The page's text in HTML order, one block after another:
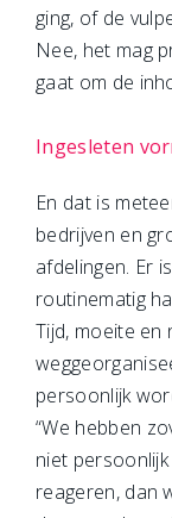
ging, of de
Nee, het mag
gaat om de
Ingesleten
En dat is
bedrijven en
afdelingen. Er
routinematig
Tijd, moeite en
persoonlijk
“We hebben
niet persoonlijk
reageren, dan